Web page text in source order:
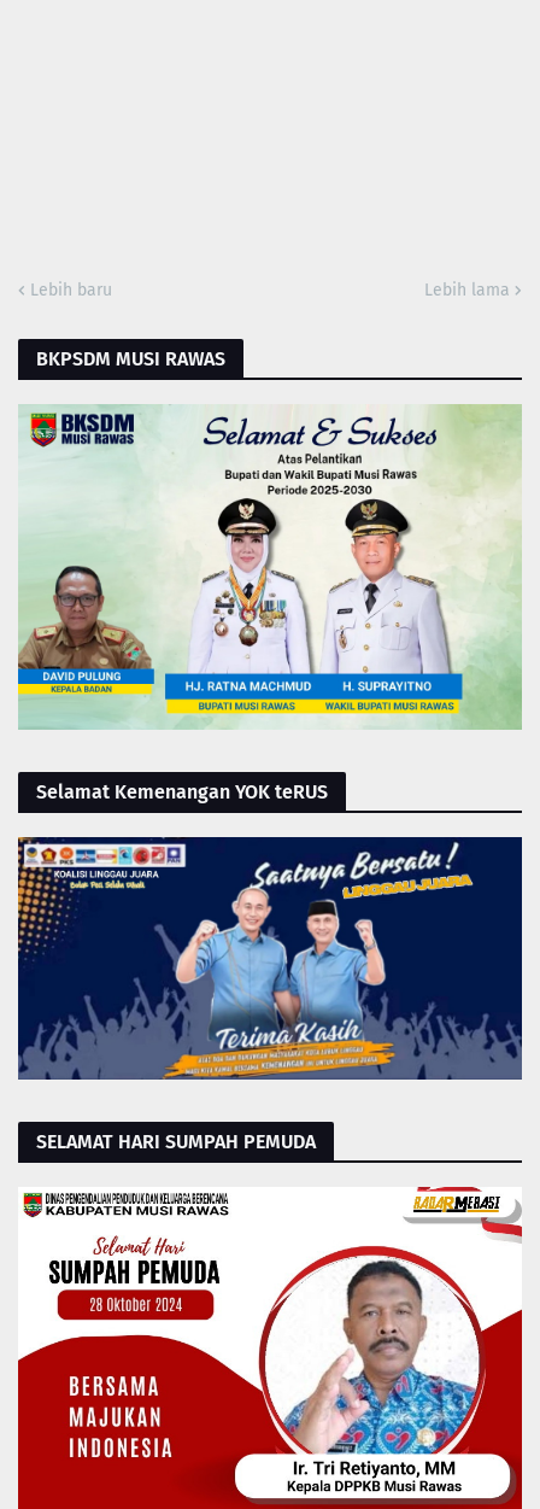
Lebih baru Lebih lama
BKPSDM MUSI RAWAS
Selamat Kemenangan YOK teRUS
SELAMAT HARI SUMPAH PEMUDA